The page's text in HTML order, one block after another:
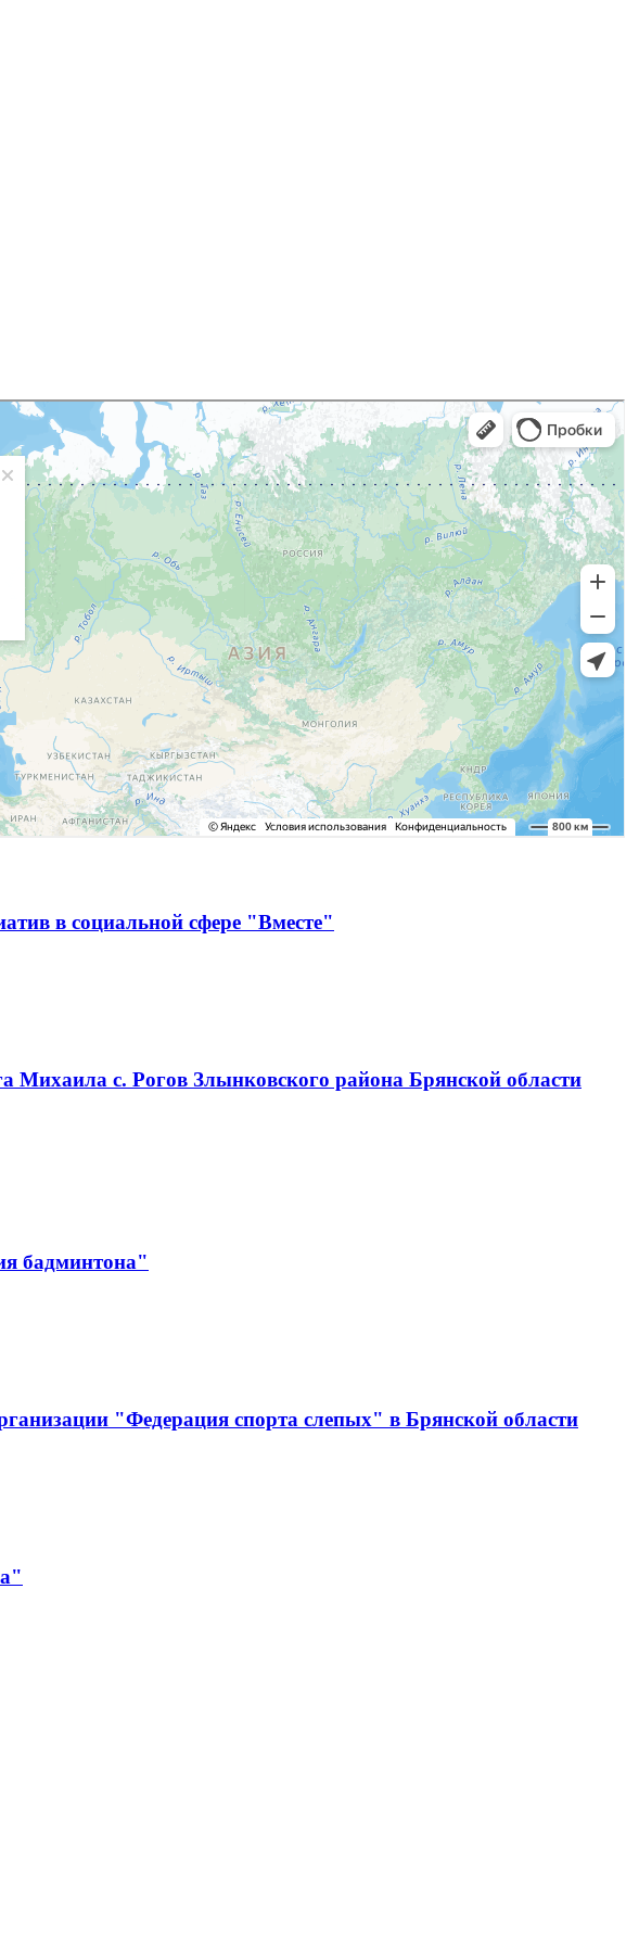
в социальной сфере "Вместе"
Михаила с. Рогов Злынковского района Брянской области
бадминтона"
"Федерация спорта слепых" в Брянской области